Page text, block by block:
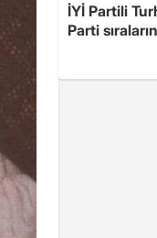
İYİ Partili
Parti